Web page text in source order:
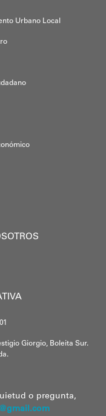
Urbano Local
Giorgio, Boleita Sur.
o pregunta,